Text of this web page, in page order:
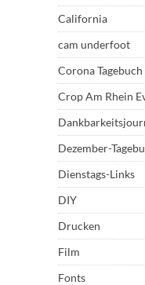
California
cam underfoot
Corona Tagebuch
Crop Am Rhein
Dezember-
Dienstags-Links
DIY
Drucken
Film
Fonts